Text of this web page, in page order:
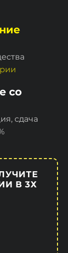
со
сдача
В 3Х